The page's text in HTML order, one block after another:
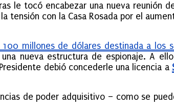
le tocó encabezar una nueva reunión
con la Casa Rosada por el
millones de dólares destinada a los
nueva estructura de espionaje. A
debió concederle una licencia a
de poder adquisitivo – como se